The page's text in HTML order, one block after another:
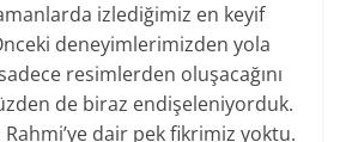
izlediğimiz en keyif
deneyimlerimizden yola
resimlerden oluşacağını
de biraz endişeleniyorduk.
dair pek fikrimiz yoktu.